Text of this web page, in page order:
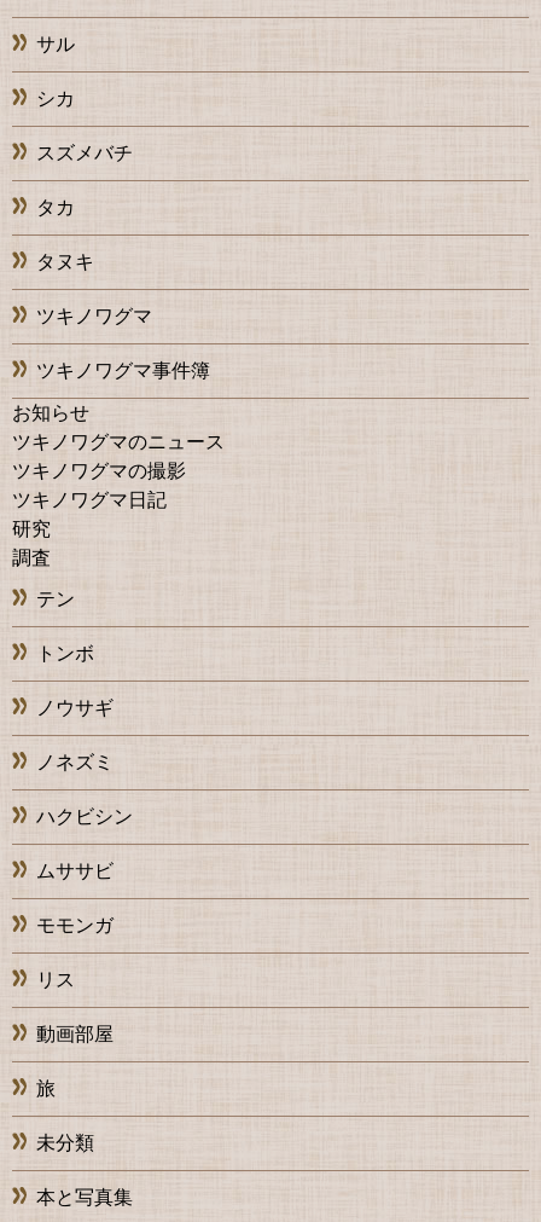
サル
シカ
スズメバチ
タカ
タヌキ
ツキノワグマ
ツキノワグマ事件簿
お知らせ
ツキノワグマのニュース
ツキノワグマの撮影
ツキノワグマ日記
研究
調査
テン
トンボ
ノウサギ
ノネズミ
ハクビシン
ムササビ
モモンガ
リス
動画部屋
旅
未分類
本と写真集